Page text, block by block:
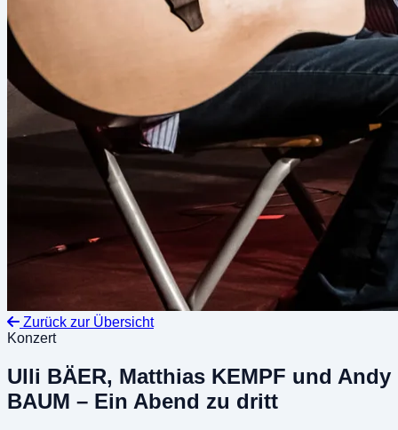
Zurück zur Übersicht
Konzert
Ulli BÄER, Matthias KEMPF und Andy
BAUM – Ein Abend zu dritt